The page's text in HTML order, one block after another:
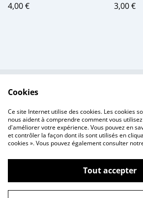
4,00 €
3,00 €
Politique de
confidentialité
©2026Creativity Print
Cookies
Ce site Internet utilise des cookies. Les cookies
nous aident à comprendre comment vous
d'améliorer votre expérience. Vous pouvez en
et contrôler la façon dont ils sont utilisés en
cookies ». Vous pouvez également consulter
Tout accepter